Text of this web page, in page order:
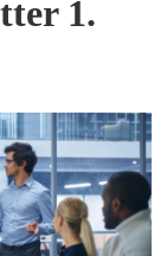
1.